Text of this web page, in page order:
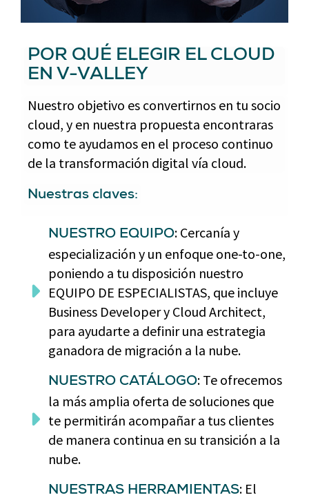
POR QUÉ ELEGIR EL CLOUD
EN V-VALLEY
Nuestro objetivo es convertirnos en tu socio
cloud, y en nuestra propuesta encontraras
como te ayudamos en el proceso continuo
de la transformación digital vía cloud.
Nuestras claves:
NUESTRO EQUIPO: Cercanía y
especialización y un enfoque one-to-one,
poniendo a tu disposición nuestro
EQUIPO DE ESPECIALISTAS, que incluye
Business Developer y Cloud Architect,
para ayudarte a definir una estrategia
ganadora de migración a la nube.
NUESTRO CATÁLOGO: Te ofrecemos
la más amplia oferta de soluciones que
te permitirán acompañar a tus clientes
de manera continua en su transición a la
nube.
NUESTRAS HERRAMIENTAS: El